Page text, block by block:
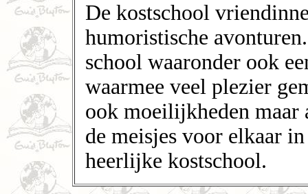
De kostschool
humoristische
school waaronder ook
waarmee veel plezier
ook moeilijkheden maar
de meisjes voor elkaar
heerlijke kostschool.